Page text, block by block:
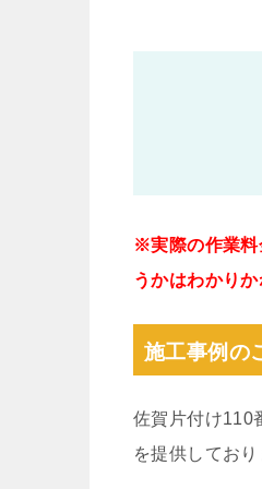
※実際の作業料
うかはわかり
施工事例の
佐賀片付け110
を提供しており